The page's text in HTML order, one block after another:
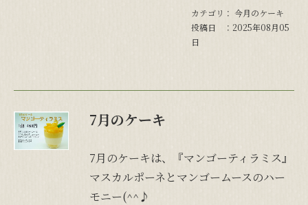
閉じる
カテゴリ： 今月のケーキ
投稿日 ：2025年08月05
日
7月のケーキ
7月のケーキは、『マンゴーティラミス』
マスカルポーネとマンゴームースのハー
モニー(^^♪